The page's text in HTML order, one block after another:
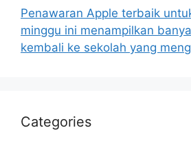
Penawaran Apple terbaik
minggu ini menampilkan
kembali ke sekolah yang
Categories